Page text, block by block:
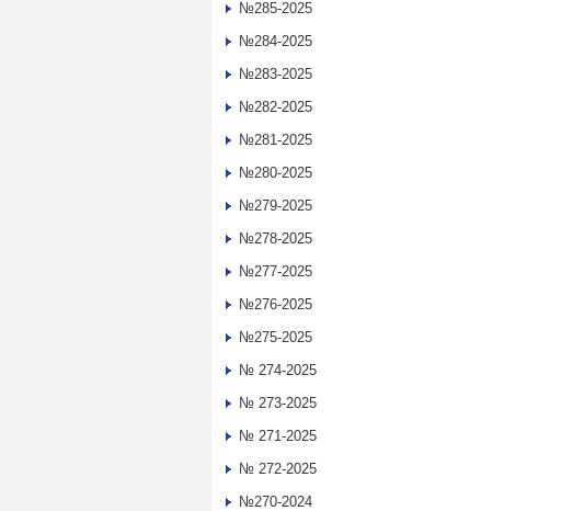
№285-2025
№284-2025
№283-2025
№282-2025
№281-2025
№280-2025
№279-2025
№278-2025
№277-2025
№276-2025
№275-2025
№ 274-2025
№ 273-2025
№ 271-2025
№ 272-2025
№270-2024